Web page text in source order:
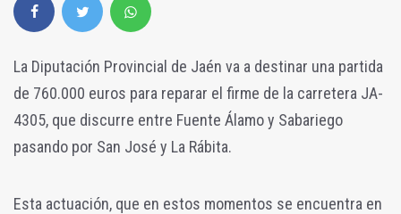
La Diputación Provincial de Jaén va a destinar una partida
de 760.000 euros para reparar el firme de la carretera JA-
4305, que discurre entre Fuente Álamo y Sabariego
pasando por San José y La Rábita.
Esta actuación, que en estos momentos se encuentra en